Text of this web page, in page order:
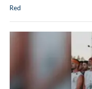
Red